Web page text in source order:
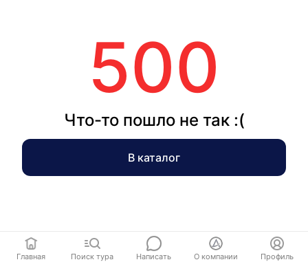
500
Что-то пошло не так :(
В каталог
Главная Поиск тура Написать О компании Профиль